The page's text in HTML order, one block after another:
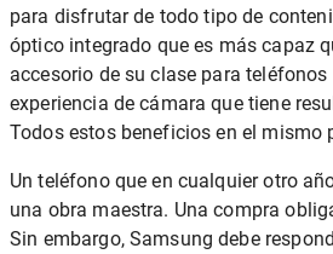
para disfrutar de todo tipo de
óptico integrado que es más capaz
accesorio de su clase para teléfonos
experiencia de cámara que tiene
Todos estos beneficios en el mismo
Un teléfono que en cualquier otro
una obra maestra. Una compra
Sin embargo, Samsung debe